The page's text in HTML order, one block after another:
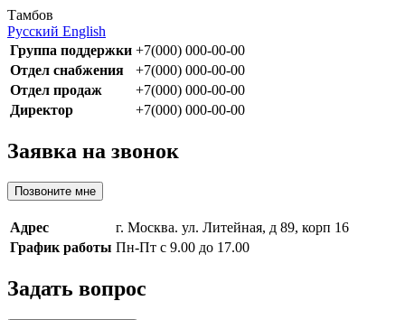
Тамбов
Русский English
Группа поддержки +7(000) 000-00-00
Отдел снабжения
+7(000) 000-00-00
Отдел продаж
+7(000) 000-00-00
Директор
+7(000) 000-00-00
Заявка на звонок
Позвоните мне
Адрес
г. Москва. ул. Литейная, д 89, корп 16
График работы Пн-Пт с 9.00 до 17.00
Задать вопрос